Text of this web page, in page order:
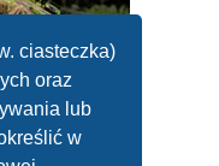
ciasteczka)
oraz
lub
w